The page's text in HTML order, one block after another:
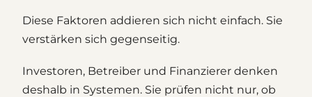
Diese Faktoren addieren sich nicht einfach. Sie
verstärken sich gegenseitig.
Investoren, Betreiber und Finanzierer denken
deshalb in Systemen. Sie prüfen nicht nur, ob